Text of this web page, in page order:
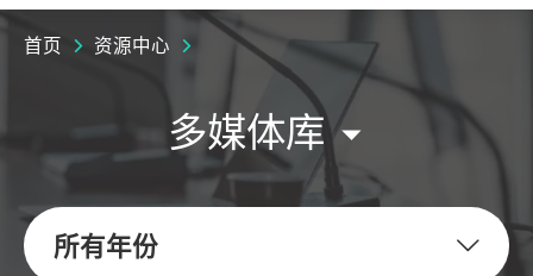
首页 资源中心
多媒体库
所有年份